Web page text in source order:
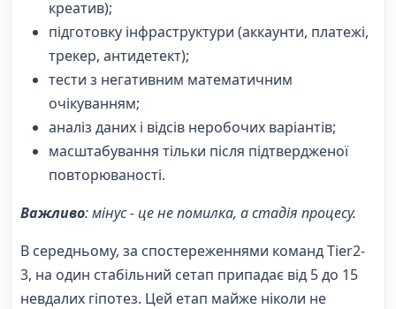
креатив);
підготовку інфраструктури (аккаунти, платежі,
трекер, антидетект);
тести з негативним математичним
очікуванням;
аналіз даних і відсів неробочих варіантів;
масштабування тільки після підтвердженої
повторюваності.
Важливо: мінус - це не помилка, а стадія процесу.
В середньому, за спостереженнями команд Tier2-
3, на один стабільний сетап припадає від 5 до 15
невдалих гіпотез. Цей етап майже ніколи не